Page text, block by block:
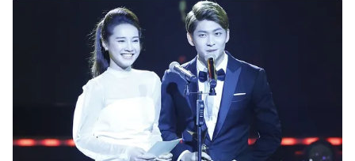
THỜI BÁO VTV
Theo dõi báo trên
Cơ quan chủ quản:
Đài Truyền hình Việt Nam
Cơ quan báo chí:
Thời báo VTV